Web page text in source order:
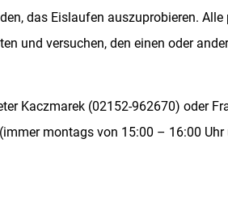
das Eislaufen auszuprobieren.
und versuchen, den einen oder
Kaczmarek (02152-962670) oder
montags von 15:00 – 16:00